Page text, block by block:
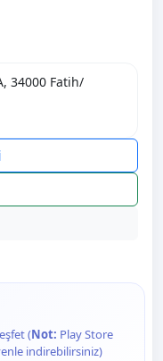
34000 Fatih/
(Not: Play Store
indirebilirsiniz)